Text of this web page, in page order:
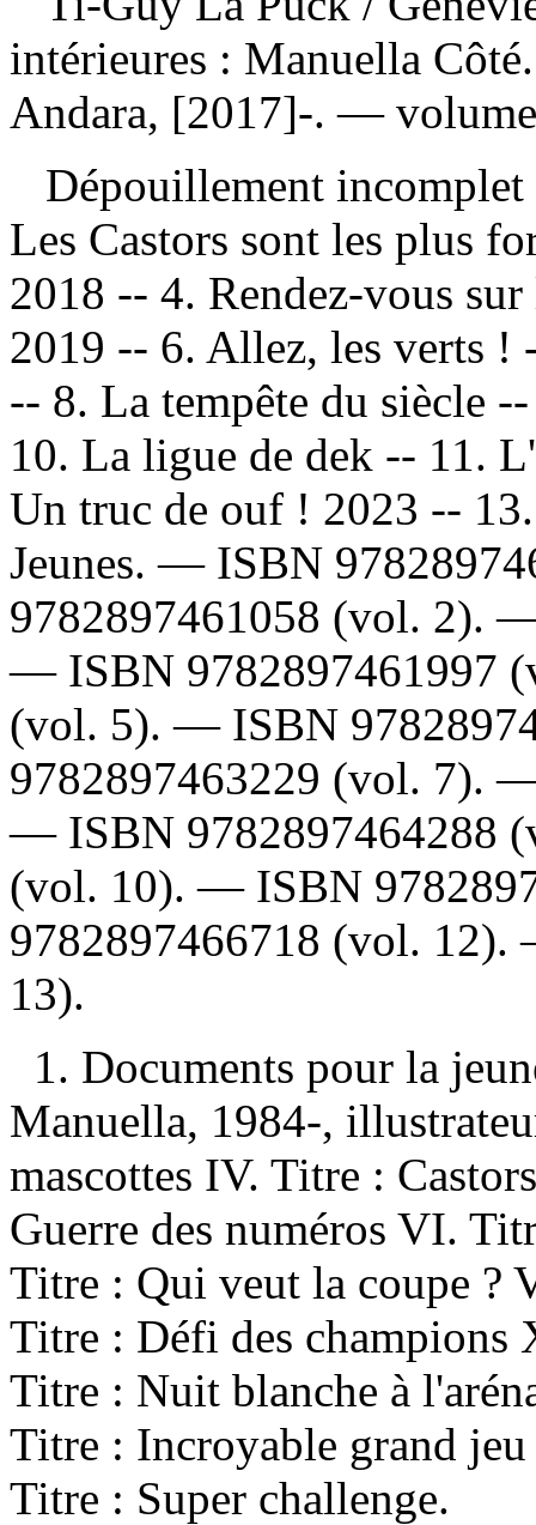
intérieures : Manuella
Andara, [2017]-. —
Dépouillement
Les Castors sont les plus
2018 -- 4. Rendez-vous
2019 -- 6. Allez, les verts !
-- 8. La tempête du siècle
10. La ligue de dek -- 11.
Un truc de ouf ! 2023 --
Jeunes. — ISBN
9782897461058 (vol. 2).
— ISBN 9782897461997
(vol. 5). — ISBN
9782897463229 (vol. 7).
— ISBN 9782897464288
(vol. 10). — ISBN
9782897466718 (vol.
13).
1. Documents pour la
Manuella, 1984-,
mascottes IV. Titre :
Guerre des numéros VI.
Titre : Qui veut la coupe
Titre : Défi des champions
Titre : Nuit blanche à
Titre : Incroyable grand
Titre : Super challenge.